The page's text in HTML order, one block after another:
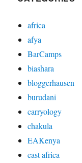
africa
afya
BarCamps
biashara
bloggerhausen
burudani
carryology
chakula
EAKenya
east africa